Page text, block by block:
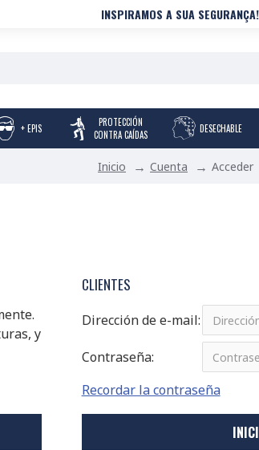
INSPIRAMOS A SUA SEGURANÇA!
+ EPIS
PROTECCIÓN
CONTRA CAÍDAS
DESECHABLE
Inicio Cuenta Acceder
y
CLIENTES
Dirección de e-mail:
Contraseña:
Recordar la contraseña